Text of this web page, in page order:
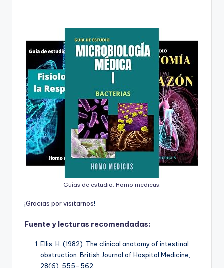
Guías de estudio. Homo medicus.
¡Gracias porvisitarnos!
Fuente y lecturas recomendadas:
Ellis, H. (1982). The clinical anatomy of intestinal
obstruction. British Journal of Hospital Medicine,
28(6), 555–562.